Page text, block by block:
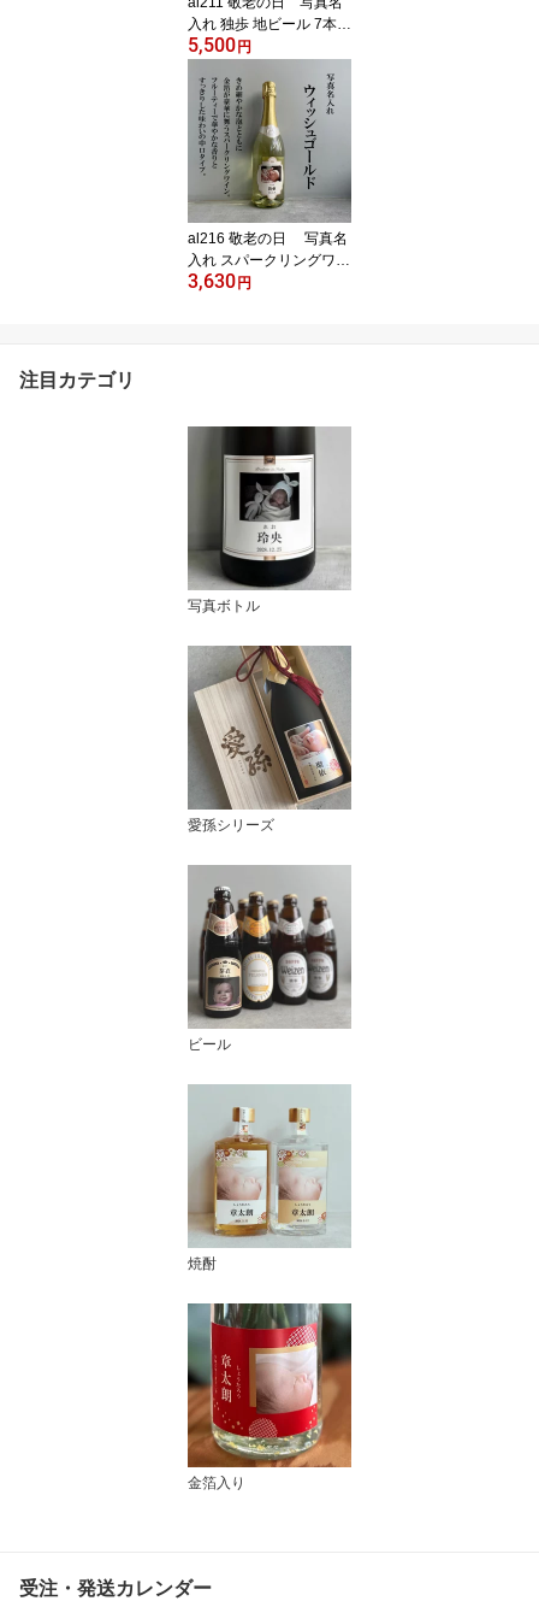
入れ 独歩 地ビール 7本セ
ット(デュンケル1本+ヴ
ー3本)宮下酒造 岡山県産
化粧箱入り (出産内祝 内
祝 お祝い お中元 お歳暮
プレゼント)
5,500円
al216 敬老の日 写真名
入れ スパークリングワイ
ン ウィッシュゴールド
3,630円
注目カテゴリ
写真ボトル
愛孫シリーズ
ビール
焼酎
金箔入り
受注・発送カレンダー